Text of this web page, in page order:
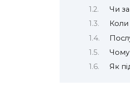
Чи
Чому
Як